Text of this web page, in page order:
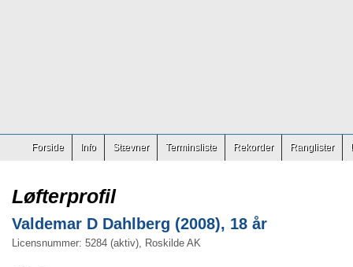
Forside Info Stævner Terminsliste Rekorder Ranglister
Løfterprofil
Valdemar D Dahlberg (2008), 18 år
Licensnummer: 5284 (aktiv), Roskilde AK